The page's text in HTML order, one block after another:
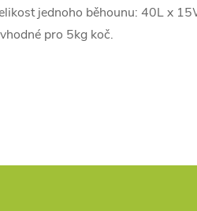
jednoho běhounu: 40L x
pro 5kg koč.